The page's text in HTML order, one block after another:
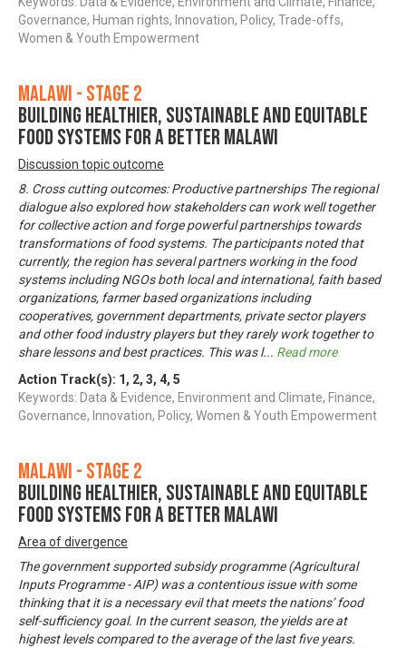
Governance, Human rights, Innovation, Policy, Trade-offs,
Women & Youth Empowerment
Malawi - Stage 2
Building Healthier, Sustainable and Equitable
Food Systems for a Better Malawi
Discussion topic outcome
8. Cross cutting outcomes: Productive partnerships The regional
dialogue also explored how stakeholders can work well together
for collective action and forge powerful partnerships towards
transformations of food systems. The participants noted that
currently, the region has several partners working in the food
systems including NGOs both local and international, faith based
organizations, farmer based organizations including
cooperatives, government departments, private sector players
and other food industry players but they rarely work together to
share lessons and best practices. This was l... Read more
Action Track(s): 1 , 2, 3, 4, 5
Keywords: Data & Evidence, Environment and Climate, Finance,
Governance, Innovation, Policy, Women & Youth Empowerment
Malawi - Stage 2
Building Healthier, Sustainable and Equitable
Food Systems for a Better Malawi
Area of divergence
The government supported subsidy programme (Agricultural
Inputs Programme - AIP) was a contentious issue with some
thinking that it is a necessary evil that meets the nations’ food
self-sufficiency goal. In the current season, the yields are at
highest levels compared to the average of the last five years.